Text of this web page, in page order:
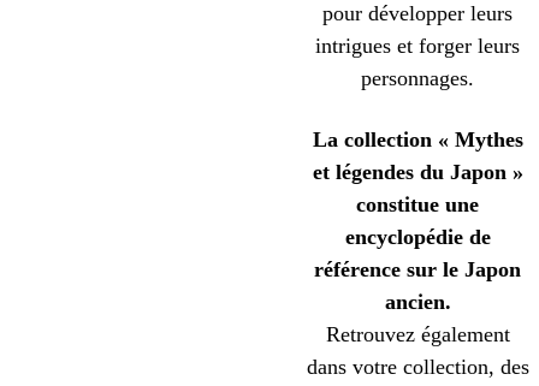
pour développer leurs
intrigues et forger leurs
personnages.
La collection « Mythes
et légendes du Japon »
constitue une
encyclopédie de
référence sur le Japon
ancien.
Retrouvez également
dans votre collection, des